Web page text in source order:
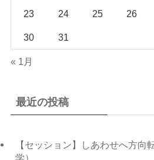
23 24 25 26
30 31
« 1月
最近の投稿
【セッション】しあわせへ方向